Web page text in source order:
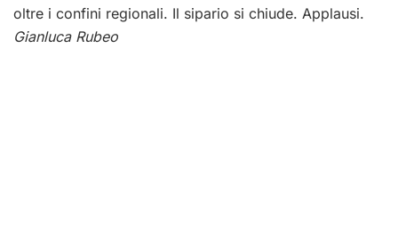
oltre i confini regionali. Il sipario si chiude. Applausi.
Gianluca Rubeo